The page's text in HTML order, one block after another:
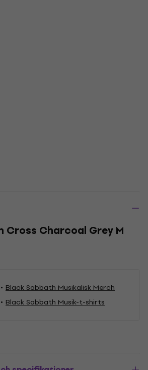
Cross Charcoal Grey M
Black Sabbath Musikalisk Merch
Black Sabbath Musik-t-shirts